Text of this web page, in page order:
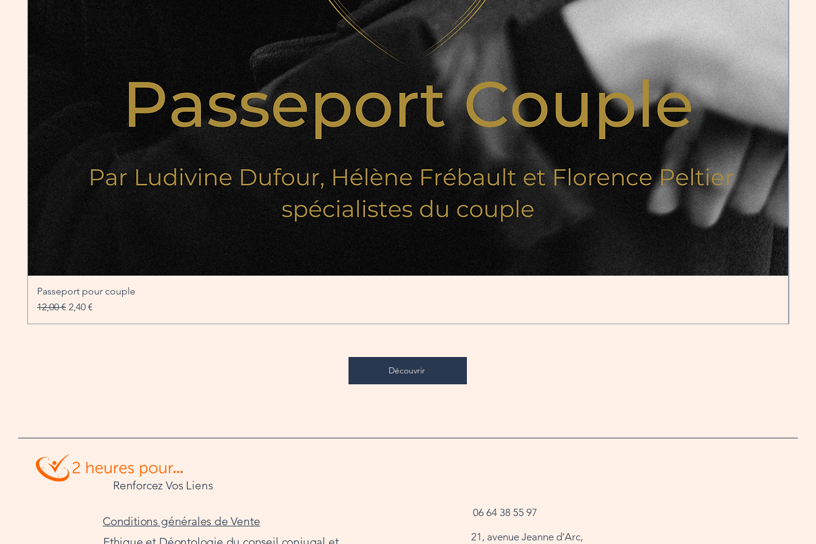
Passeport pour couple
Prix original
12,00 € Prix promotionnel
2,40 €
Découvrir
Renforcez Vos Liens
Conditions générales de Vente
06 64 38 55 97
21, avenue Jeanne d'Arc,